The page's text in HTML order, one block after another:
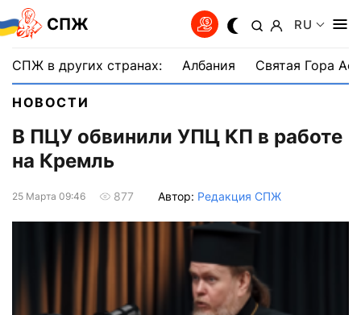
СПЖ RU
СПЖ в других странах: Албания Святая Гора
НОВОСТИ
В ПЦУ обвинили УПЦ КП в работе
на Кремль
25 Марта 09:46 877 Автор: Редакция СПЖ